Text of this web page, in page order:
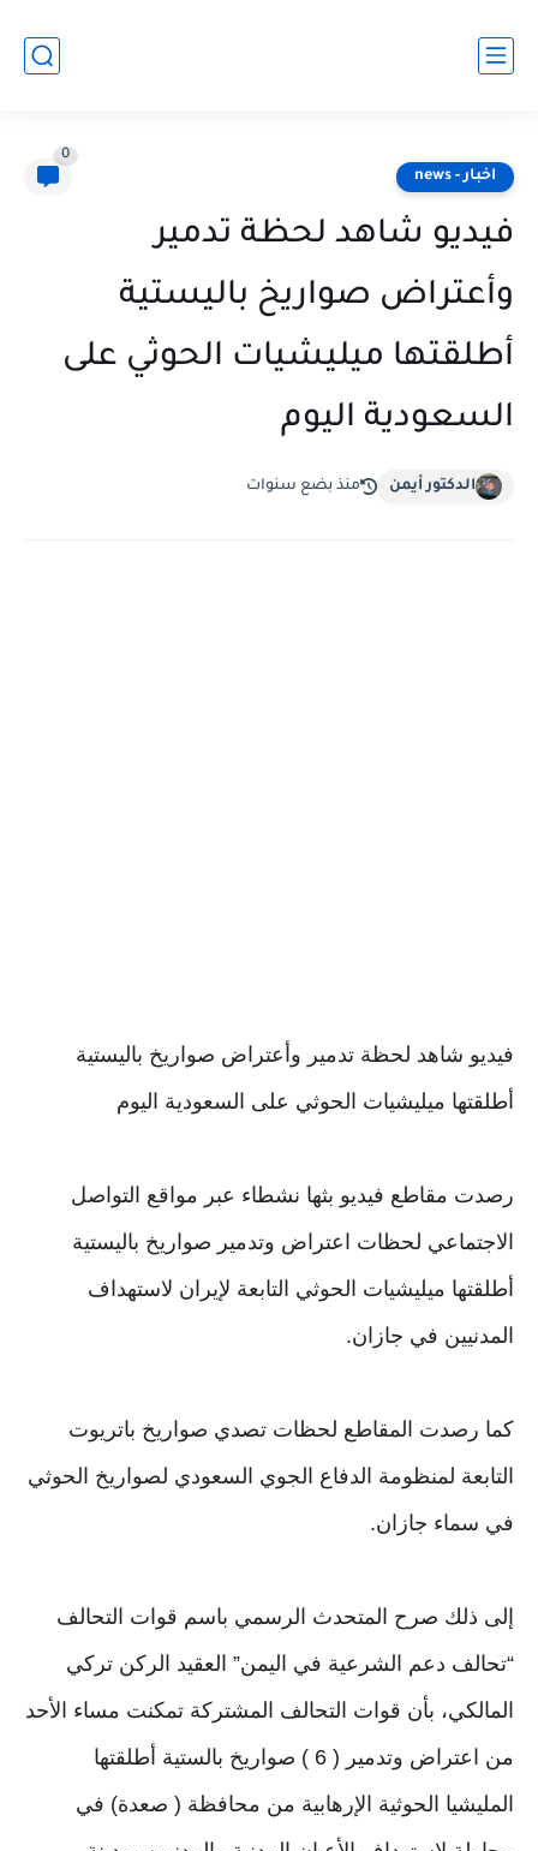
اخبار - news
0
فيديو شاهد لحظة تدمير
وأعتراض صواريخ باليستية
أطلقتها ميليشيات الحوثي على
السعودية اليوم
الدكتور أيمن منذ بضع سنوات
فيديو شاهد لحظة تدمير وأعتراض صواريخ باليستية
أطلقتها ميليشيات الحوثي على السعودية اليوم
رصدت مقاطع فيديو بثها نشطاء عبر مواقع التواصل
الاجتماعي لحظات اعتراض وتدمير صواريخ باليستية
أطلقتها ميليشيات الحوثي التابعة لإيران لاستهداف
المدنيين في جازان.
كما رصدت المقاطع لحظات تصدي صواريخ باتريوت
التابعة لمنظومة الدفاع الجوي السعودي لصواريخ الحوثي
في سماء جازان.
إلى ذلك صرح المتحدث الرسمي باسم قوات التحالف
“تحالف دعم الشرعية في اليمن” العقيد الركن تركي
المالكي، بأن قوات التحالف المشتركة تمكنت مساء الأحد
من اعتراض وتدمير ( 6 ) صواريخ بالستية أطلقتها
المليشيا الحوثية الإرهابية من محافظة ( صعدة) في